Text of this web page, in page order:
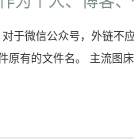
于微信公众号，外链不
有的文件名。 主流图